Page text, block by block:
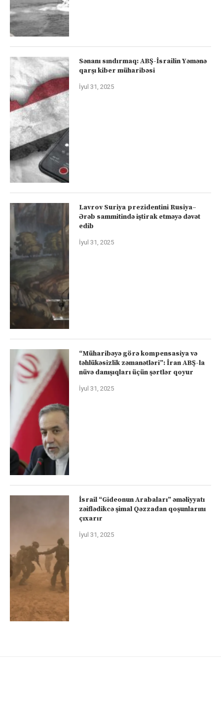
Sənanı sındırmaq: ABŞ-İsrailin Yəmənə
qarşı kiber müharibəsi
İyul 31, 2025
Lavrov Suriya prezidentini Rusiya–
Ərəb sammitində iştirak etməyə dəvət
edib
İyul 31, 2025
“Müharibəyə görə kompensasiya və
təhlükəsizlik zəmanətləri”: İran ABŞ-la
nüvə danışıqları üçün şərtlər qoyur
İyul 31, 2025
İsrail “Gideonun Arabaları” əməliyyatı
zəiflədikcə şimal Qəzzadan qoşunlarını
çıxarır
İyul 31, 2025